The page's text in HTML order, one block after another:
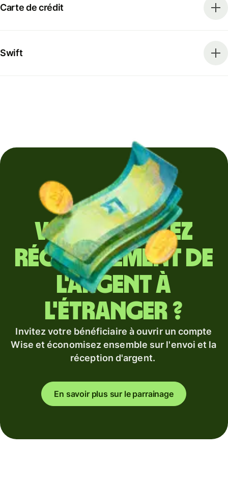
Carte de crédit
Swift
Vous envoyez
régulièrement de
l'argent à
l'étranger ?
Invitez votre bénéficiaire à ouvrir un compte
Wise et économisez ensemble sur l'envoi et la
réception d'argent.
En savoir plus sur le parrainage